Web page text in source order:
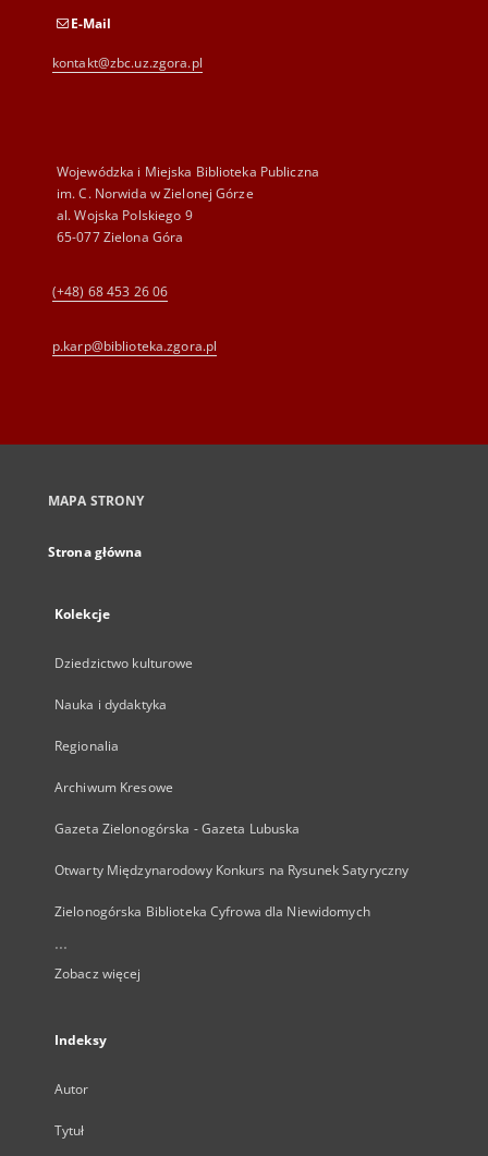
E-Mail
kontakt@zbc.uz.zgora.pl
Wojewódzka i Miejska Biblioteka Publiczna
im. C. Norwida w Zielonej Górze
al. Wojska Polskiego 9
65-077 Zielona Góra
(+48) 68 453 26 06
p.karp@biblioteka.zgora.pl
MAPA STRONY
Strona główna
Kolekcje
Dziedzictwo kulturowe
Nauka i dydaktyka
Regionalia
Archiwum Kresowe
Gazeta Zielonogórska - Gazeta Lubuska
Otwarty Międzynarodowy Konkurs na Rysunek Satyryczny
Zielonogórska Biblioteka Cyfrowa dla Niewidomych
...
Zobacz więcej
Indeksy
Autor
Tytuł